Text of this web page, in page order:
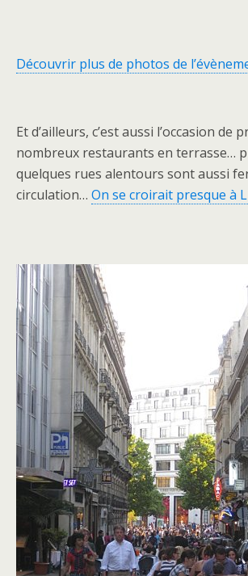
Découvrir plus de photos de
Et d’ailleurs, c’est aussi l’occasion de
nombreux restaurants en terrasse…
quelques rues alentours sont aussi
circulation… On se croirait presque à